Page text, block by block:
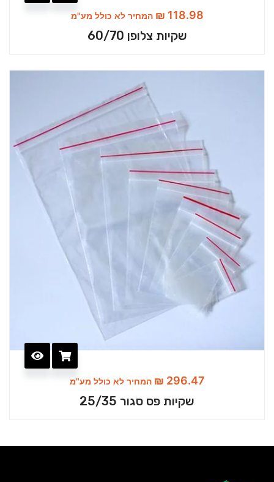
₪ 118.98 המחיר לא כולל מע"מ
שקיות צלופן 60/70
₪ 296.47 המחיר לא כולל מע"מ
שקיות פס סגור 25/35